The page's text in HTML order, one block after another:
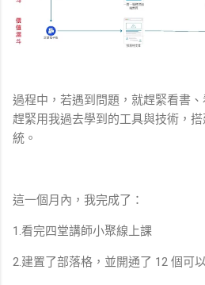
過程中，若遇到問題，就趕緊看書
趕緊用我過去學到的工具與技術，
統。
這一個月內，我完成了：
1.看完四堂講師小聚線上課
2.建置了部落格，並開通了 12 個可